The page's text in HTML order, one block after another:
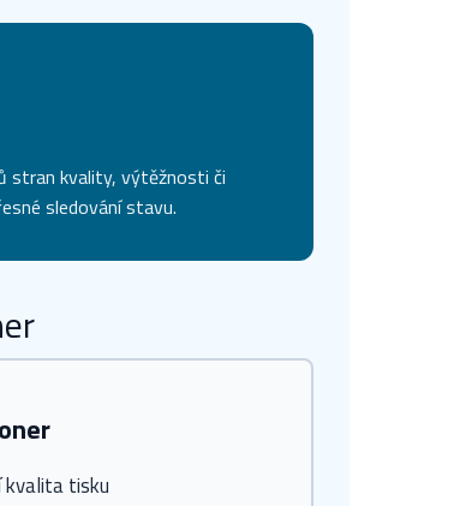
stran kvality, výtěžnosti či
sledování stavu.
kvalita tisku